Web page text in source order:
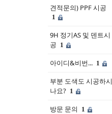
견적문의) PPF 시공
1
9H 정기AS 및 덴트시
공 1
아이디&비번... 1
부분 도색도 시공하시
나요? 1
방문 문의 1